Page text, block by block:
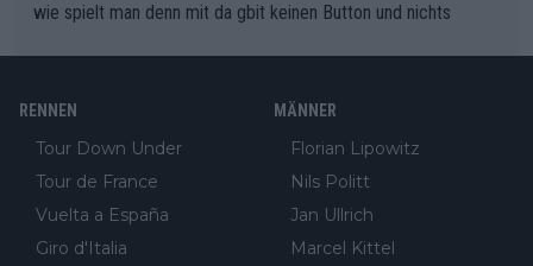
wie spielt man denn mit da gbit keinen Button und nichts
RENNEN
Tour Down Under
Tour de France
Vuelta a España
Giro d'Italia
MÄNNER
Florian Lipowitz
Nils Politt
Jan Ullrich
Marcel Kittel